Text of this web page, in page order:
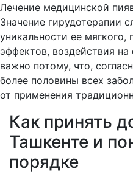
Лечение медицинской
Значение гирудотерапии
уникальности ее мягкого,
эффектов, воздействия
важно потому, что,
более половины всех
от применения
Как принять
Ташкенте и
порядке